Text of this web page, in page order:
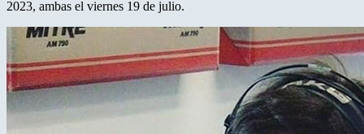
2023, ambas el viernes 19 de julio.